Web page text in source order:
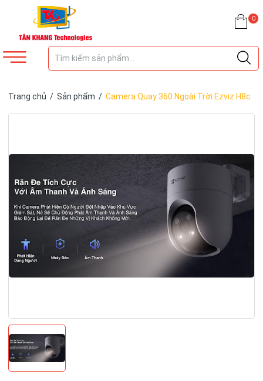
0
Trang chủ / Sản phẩm / Camera Quay 360 Ngoài Trời Ezviz H8c